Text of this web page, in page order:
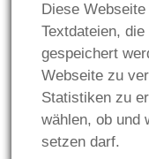
Impressum
Datenschutz
Diese
Textdateien,
gespeichert
Webseite zu
Statistiken zu
wählen, ob und
setzen darf.